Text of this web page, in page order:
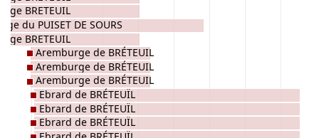
BRETEUIL
du PUISET DE SOURS
BRETEUIL
Aremburge de BRÉTEUIL
Aremburge de BRÉTEUIL
Aremburge de BRÉTEUIL
Ebrard de BRÉTEUÏL
Ebrard de BRÉTEUÏL
Ebrard de BRÉTEUÏL